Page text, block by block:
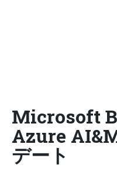
Microsoft
Azure
デート